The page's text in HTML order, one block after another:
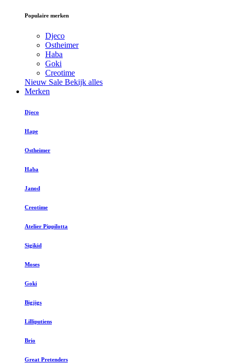
Populaire merken
Djeco
Ostheimer
Haba
Goki
Creotime
Nieuw Sale Bekijk alles
Merken
Djeco
Hape
Ostheimer
Haba
Janod
Creotime
Atelier Pippilotta
Sigikid
Moses
Goki
Bigjigs
Lilliputiens
Brio
Great Pretenders